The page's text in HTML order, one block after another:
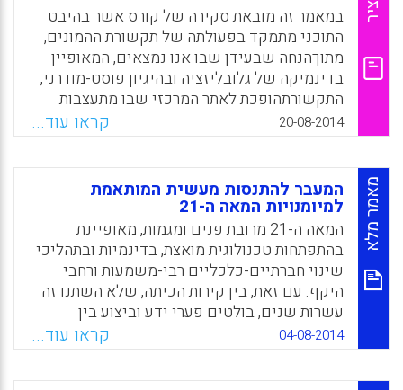
המעוגנת בשדה. מהמחקר עולה, כי חוויית
ההכשרה שמתארות בוגרות המכללות טובה יותר
מזו שמתארות בוגרות הכשרה אוניברסיטאית
(נירית רייכל).
WhatsApp
Facebook
Email
X
במאמר זה מובאת סקירה של קורס אשר בהיבט
התוכני מתמקד בפעולתה של תקשורת ההמונים,
מתוךהנחה שבעידן שבו אנו נמצאים, המאופיין
בדינמיקה של גלובליזציה ובהיגיון פוסט-מודרני,
התקשורתהופכת לאתר המרכזי שבו מתעצבות
התודעה הפרטית והתודעה הציבורית. המאמר מציג,
באמצעות תיאור הקורס הקונקרטי, עקרונות מנחים
כלליים להובלת תהליך פוליטיזציהבקרב
סטודנטים, ומנסה להבהיר את חשיבותו ואת
תועלתו של התהליך בהקשרים הפוליטיים,
החברתייםוהתרבותיים שבתוכם פועלת החברה
הישראלית של תחילת העשור השני של המאה
ה-21 (אמנון יובל).
WhatsApp
Facebook
Email
X
20-08-2014 קראו עוד...
מאמר מלא המעבר להתנסות מעשית המותאמת
למיומנויות המאה ה-21
המאה ה-21 מרובת פנים ומגמות, מאופיינת
בהתפתחות טכנולוגית מואצת, בדינמיות ובתהליכי
שינוי חברתיים-כלכליים רבי-משמעות ורחבי
היקף. עם זאת, בין קירות הכיתה, שלא השתנו זה
עשרות שנים, בולטים פערי ידע וביצוע בין
התלמידים לבין מוריהם. פערים אלו הם
ממאפייניה הבולטים של התקופה הנוכחית, שבה
הידע זמין ונגיש יותר מאי-פעם. פערי הידע בצד
04-08-2014 קראו עוד...